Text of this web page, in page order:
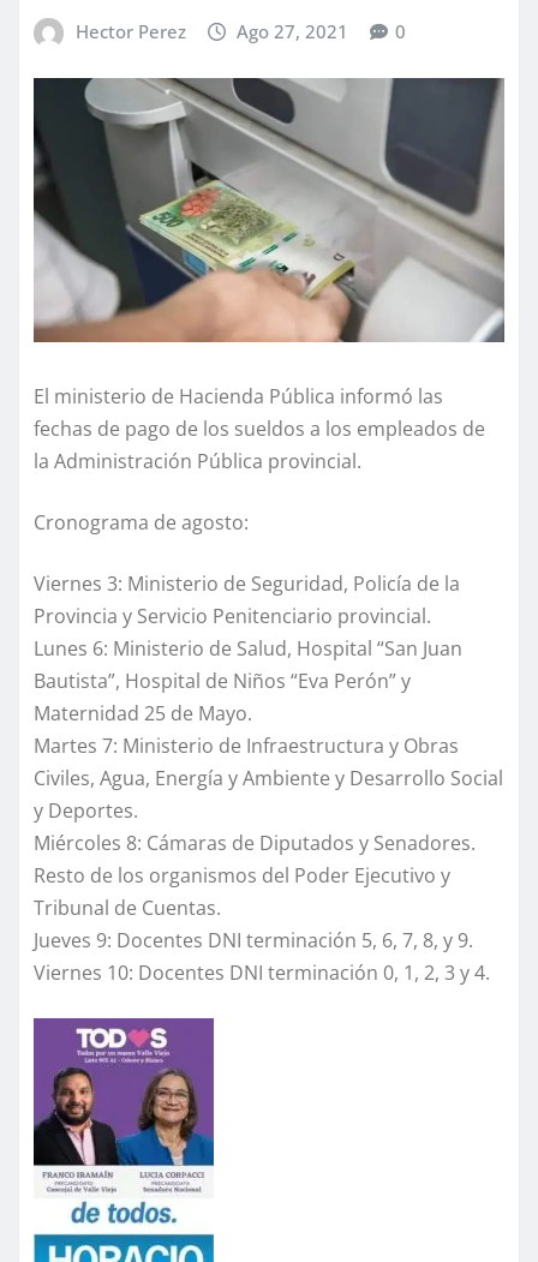
Hector Perez Ago 27, 2021 0
El ministerio de Hacienda Pública informó las
fechas de pago de los sueldos a los empleados de
la Administración Pública provincial.
Cronograma de agosto:
Viernes 3: Ministerio de Seguridad, Policía de la
Provincia y Servicio Penitenciario provincial.
Lunes 6: Ministerio de Salud, Hospital “San Juan
Bautista”, Hospital de Niños “Eva Perón” y
Maternidad 25 de Mayo.
Martes 7: Ministerio de Infraestructura y Obras
Civiles, Agua, Energía y Ambiente y Desarrollo Social
y Deportes.
Miércoles 8: Cámaras de Diputados y Senadores.
Resto de los organismos del Poder Ejecutivo y
Tribunal de Cuentas.
Jueves 9: Docentes DNI terminación 5, 6, 7, 8, y 9.
Viernes 10: Docentes DNI terminación 0, 1, 2, 3 y 4.